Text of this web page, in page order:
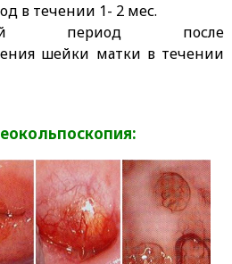
в течении 1- 2 мес.
период после
шейки матки в течении